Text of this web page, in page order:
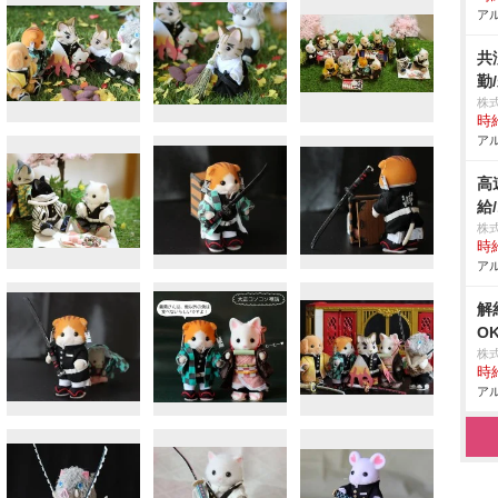
ア
共
勤
株
時
ア
高
給
株
時
ア
解
株
時
ア